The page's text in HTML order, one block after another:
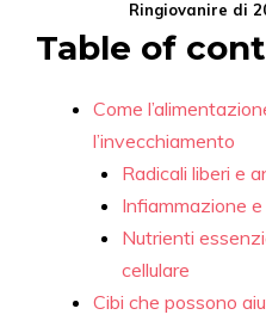
Ringiovanire di
Table of
Come
l’invecchiamento
Radicali liberi e
Infiammazione
Nutrienti
cellulare
Cibi che possono